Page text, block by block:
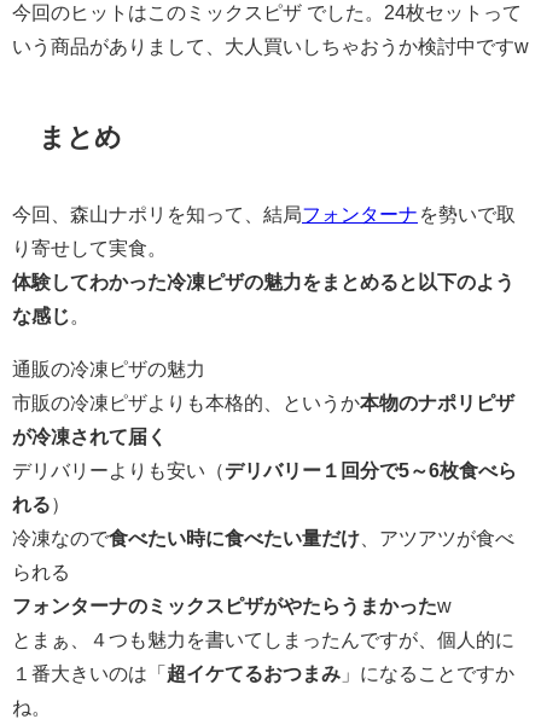
今回のヒットはこのミックスピザ でした。24枚セットって
いう商品がありまして、大人買いしちゃおうか検討中ですw
まとめ
今回、森山ナポリを知って、結局フォンターナ を勢いで取
り寄せして実食。
体験してわかった冷凍ピザの魅力をまとめると以下のよう
な感じ。
通販の冷凍ピザの魅力
市販の冷凍ピザよりも本格的、というか本物のナポリピザ
が冷凍されて届く
デリバリーよりも安い（デリバリー１回分で5～6枚食べら
れる）
冷凍なので食べたい時に食べたい量だけ 、アツアツが食べ
られる
フォンターナのミックスピザがやたらうまかったw
とまぁ、４つも魅力を書いてしまったんですが、個人的に
１番大きいのは「 超イケてるおつまみ 」になることですか
ね。